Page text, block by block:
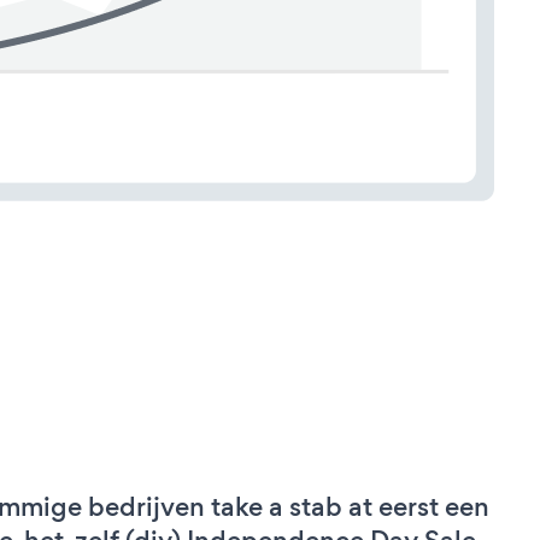
bedrijven take a stab at eerst een